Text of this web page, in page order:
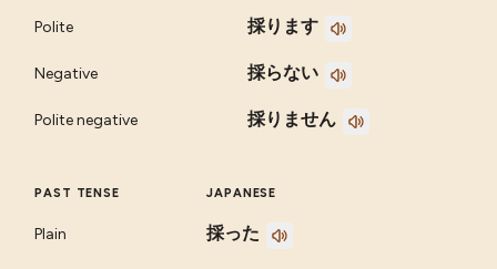
Polite 採ります
Negative 採らない
Polite negative 採りません
PAST TENSE JAPANESE
Plain 採った